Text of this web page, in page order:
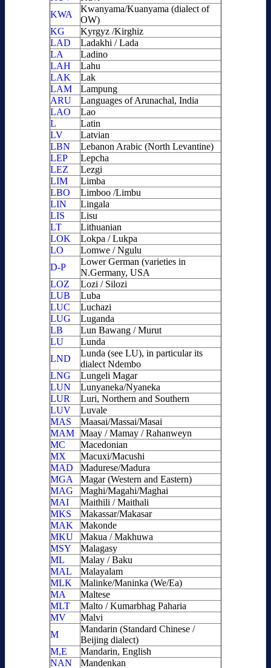
KWA
Kwanyama/Kuanyama (dialect of
OW)
KG
Kyrgyz /Kirghiz
LAD
Ladakhi / Lada
LA
Ladino
LAH
Lahu
LAK
Lak
LAM
Lampung
ARU
Languages of Arunachal, India
LAO
Lao
L
Latin
LV
Latvian
LBN
Lebanon Arabic (North Levantine)
LEP
Lepcha
LEZ
Lezgi
LIM
Limba
LBO
Limboo /Limbu
LIN
Lingala
LIS
Lisu
LT
Lithuanian
LOK
Lokpa / Lukpa
LO
Lomwe / Ngulu
D-P
Lower German (varieties in
N.Germany, USA
LOZ
Lozi / Silozi
LUB
Luba
LUC
Luchazi
LUG
Luganda
LB
Lun Bawang / Murut
LU
Lunda
LND
Lunda (see LU), in particular its
dialect Ndembo
LNG
Lungeli Magar
LUN
Lunyaneka/Nyaneka
LUR
Luri, Northern and Southern
LUV
Luvale
MAS
Maasai/Massai/Masai
MAM Maay / Mamay / Rahanweyn
MC
Macedonian
MX
Macuxi/Macushi
MAD
Madurese/Madura
MGA
Magar (Western and Eastern)
MAG
Maghi/Magahi/Maghai
MAI
Maithili / Maithali
MKS
Makassar/Makasar
MAK
Makonde
MKU
Makua / Makhuwa
MSY
Malagasy
ML
Malay / Baku
MAL
Malayalam
MLK
Malinke/Maninka (We/Ea)
MA
Maltese
MLT
Malto / Kumarbhag Paharia
MV
Malvi
M
Mandarin (Standard Chinese /
Beijing dialect)
M,E
Mandarin, English
NAN
Mandenkan